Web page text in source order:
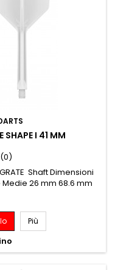
SHAPE I 41 MM
(0)
Shaft Dimensioni
26 mm 68.6 mm
Più